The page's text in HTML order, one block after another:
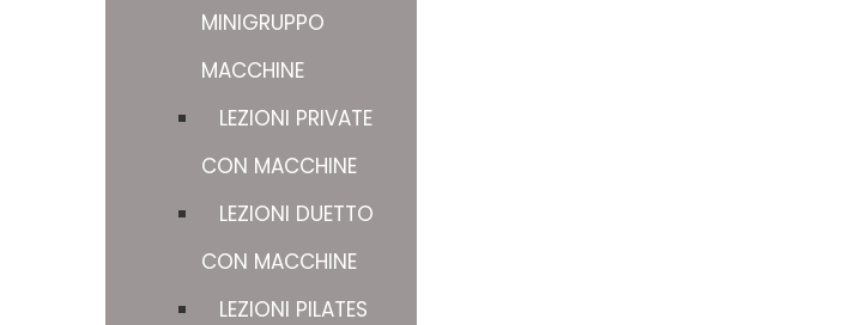
MINIGRUPPO
MACCHINE
LEZIONI PRIVATE
CON MACCHINE
LEZIONI DUETTO
CON MACCHINE
LEZIONI PILATES